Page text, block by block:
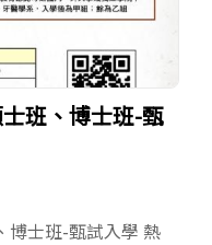
班、博士班-甄
博士班-甄試入學 熱